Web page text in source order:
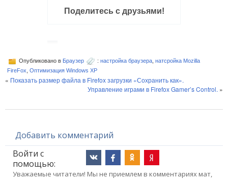
Поделитесь с друзьями!
Опубликовано в Браузер : настройка браузера натсройка Mozilla
FireFox Оптимизация Windows XP
« Показать размер файла в Firefox загрузки «Сохранить как».
Управление играми в Firefox Gamer’s Control. »
Добавить комментарий
Войти с
помощью:
Уважаемые читатели! Мы не приемлем в комментариях мат,